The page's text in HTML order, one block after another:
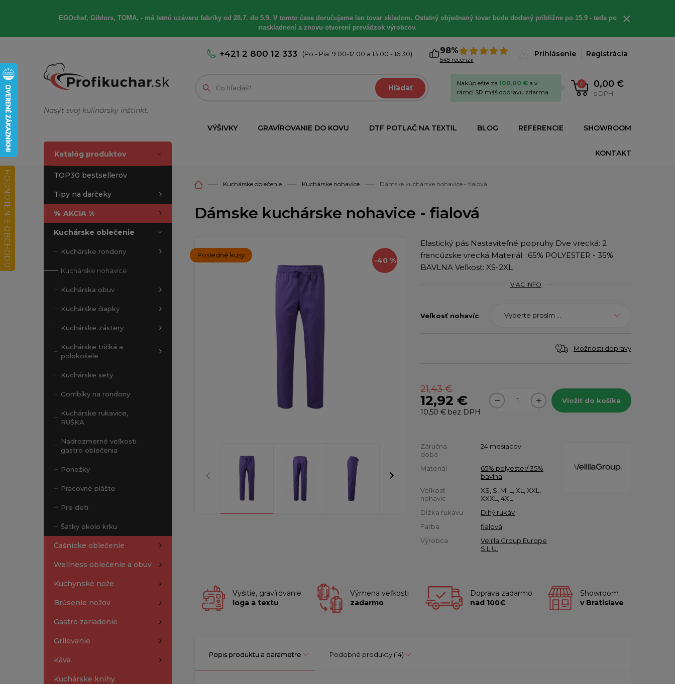
EGOchef, Giblors, TOMA, - má letnú uzáveru fabriky od 28.7. do 5.9. V tomto čase doručujeme len tovar skladom. Ostatný objednaný tovar bude dodaný približne po 15.9 - teda po
naskladnení a znovu otvorení prevádzok výrobcov.
×
Nasýť svoj kulinársky inštinkt.
+421 2 800 12 333 (Po - Pia: 9:00-12:00 a 13:00 - 16:30) 98%
545 recenzií
Prihlásenie Registrácia
Hľadať 0 0,00 €
s DPH
Nakúp ešte za 100,00 € a v
rámci SR máš dopravu zdarma.
VÝŠIVKY GRAVÍROVANIE DO KOVU DTF POTLAČ NA TEXTIL BLOG REFERENCIE SHOWROOM
KONTAKT
Katalóg produktov
TOP30 bestsellerov
Tipy na darčeky
% AKCIA %
Kuchárske oblečenie
Kuchárske rondony
Kuchárske nohavice
Kuchárska obuv
Kuchárske čiapky
Kuchárske zástery
Kuchárske tričká a
polokošele
Kuchárske sety
Gombíky na rondony
Kuchárske rukavice,
RÚŠKA
Nadrozmerné veľkosti
gastro oblečenia
Ponožky
Pracovné plášte
Pre deti
Šatky okolo krku
Čašnícke oblečenie
Wellness oblečenie a obuv
Kuchynské nože
Brúsenie nožov
Gastro zariadenie
Grilovanie
Káva
Kuchárske knihy
Kuchárske oblečenie Kuchárske nohavice Dámske kuchárske nohavice - fialová
Dámske kuchárske nohavice - fialová
-40 %
Posledné kusy
Elastický pás Nastaviteľné popruhy Dve vrecká: 2
francúzske vrecká Materiál : 65% POLYESTER - 35%
BAVLNA Veľkosť: XS-2XL
VIAC INFO
Veľkosť nohavíc Vyberte prosím ...
Možnosti dopravy
21,43 €
12,92 €
10,50 € bez DPH
Vložiť do košíka
Záručná
doba
24 mesiacov
Materiál
65% polyester/ 35%
bavlna
Veľkosť
nohavíc
XS, S, M, L, XL, XXL,
XXXL, 4XL
Dĺžka rukávu
Dlhý rukáv
Farba
fialová
Výrobca
Velilla Group Europe
S.L.U.
Vyšitie, gravírovanie
loga a textu
Výmena veľkosti
zadarmo
Doprava zadarmo
nad 100€
Showroom
v Bratislave
Popis produktu a parametre Podobné produkty (14)
HODNOTENIE OBCHODU